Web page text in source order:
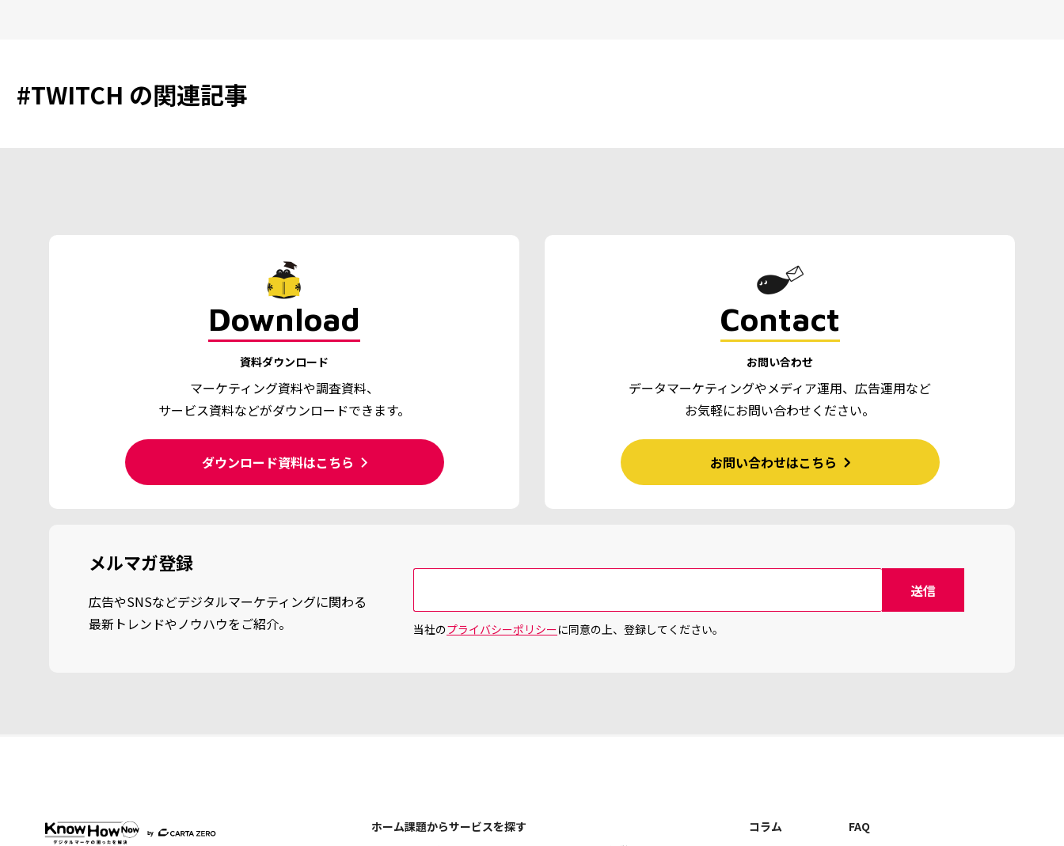
#TWITCH の関連記事
Download
資料ダウンロード
マーケティング資料や調査資料、
サービス資料などがダウンロードできます。
ダウンロード資料はこちら
Contact
お問い合わせ
データマーケティングやメディア運用、広告運用など
お気軽にお問い合わせください。
お問い合わせはこちら
メルマガ登録
広告やSNSなどデジタルマーケティングに関わる
最新トレンドやノウハウをご紹介。
当社のプライバシーポリシーに同意の上、登録してください。
ホーム課題からサービスを探す コラム FAQ